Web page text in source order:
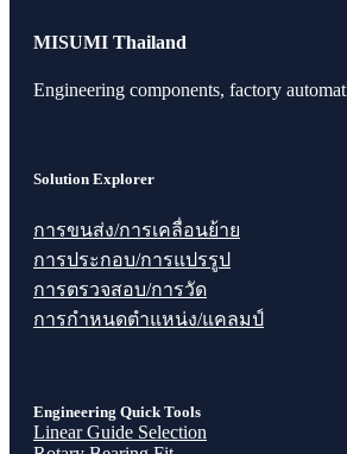
MISUMI Thailand
Engineering components, factory
Solution Explorer
การขนส่ง/การเคลื่อนย้าย
การประกอบ/การแปรรูป
การตรวจสอบ/การวัด
การกำหนดตำแหน่ง/แคลมป์
Engineering Quick Tools
Linear Guide Selection